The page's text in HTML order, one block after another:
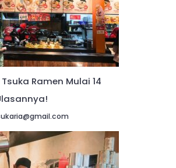
Ramen Mulai 14